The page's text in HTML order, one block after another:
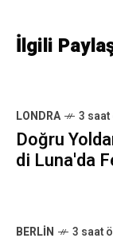
İlgili
LONDRA 3
Doğru
di Luna'da
BERLIN 3 saat